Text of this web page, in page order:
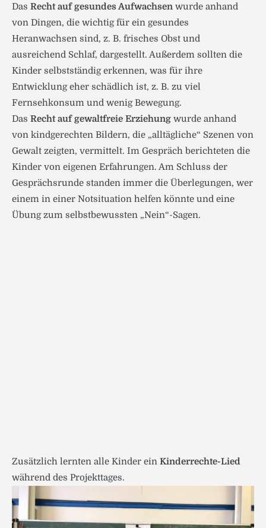
Das Recht auf gesundes Aufwachsen wurde anhand
von Dingen, die wichtig für ein gesundes
Heranwachsen sind, z. B. frisches Obst und
ausreichend Schlaf, dargestellt. Außerdem sollten die
Kinder selbstständig erkennen, was für ihre
Entwicklung eher schädlich ist, z. B. zu viel
Fernsehkonsum und wenig Bewegung.
Das Recht auf gewaltfreie Erziehung wurde anhand
von kindgerechten Bildern, die „alltägliche“ Szenen von
Gewalt zeigten, vermittelt. Im Gespräch berichteten die
Kinder von eigenen Erfahrungen. Am Schluss der
Gesprächsrunde standen immer die Überlegungen, wer
einem in einer Notsituation helfen könnte und eine
Übung zum selbstbewussten „Nein“-Sagen.
Zusätzlich lernten alle Kinder ein Kinderrechte-Lied
während des Projekttages.